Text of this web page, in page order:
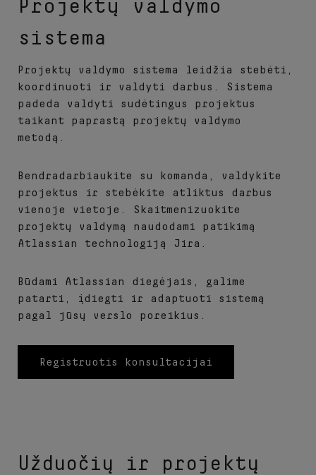
Projektų valdymo
sistema
Projektų valdymo sistema leidžia stebėti,
koordinuoti ir valdyti darbus. Sistema
padeda valdyti sudėtingus projektus
taikant paprastą projektų valdymo
metodą.
Bendradarbiaukite su komanda, valdykite
projektus ir stebėkite atliktus darbus
vienoje vietoje. Skaitmenizuokite
projektų valdymą naudodami patikimą
Atlassian technologiją Jira.
Būdami Atlassian diegėjais, galime
patarti, įdiegti ir adaptuoti sistemą
pagal jūsų verslo poreikius.
Registruotis konsultacijai
Užduočių ir projektų